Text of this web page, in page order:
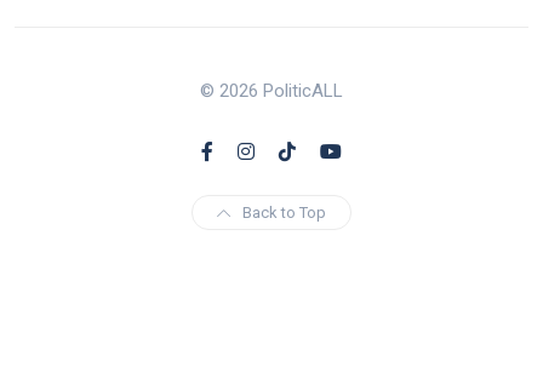
© 2026 PoliticALL
Back to Top